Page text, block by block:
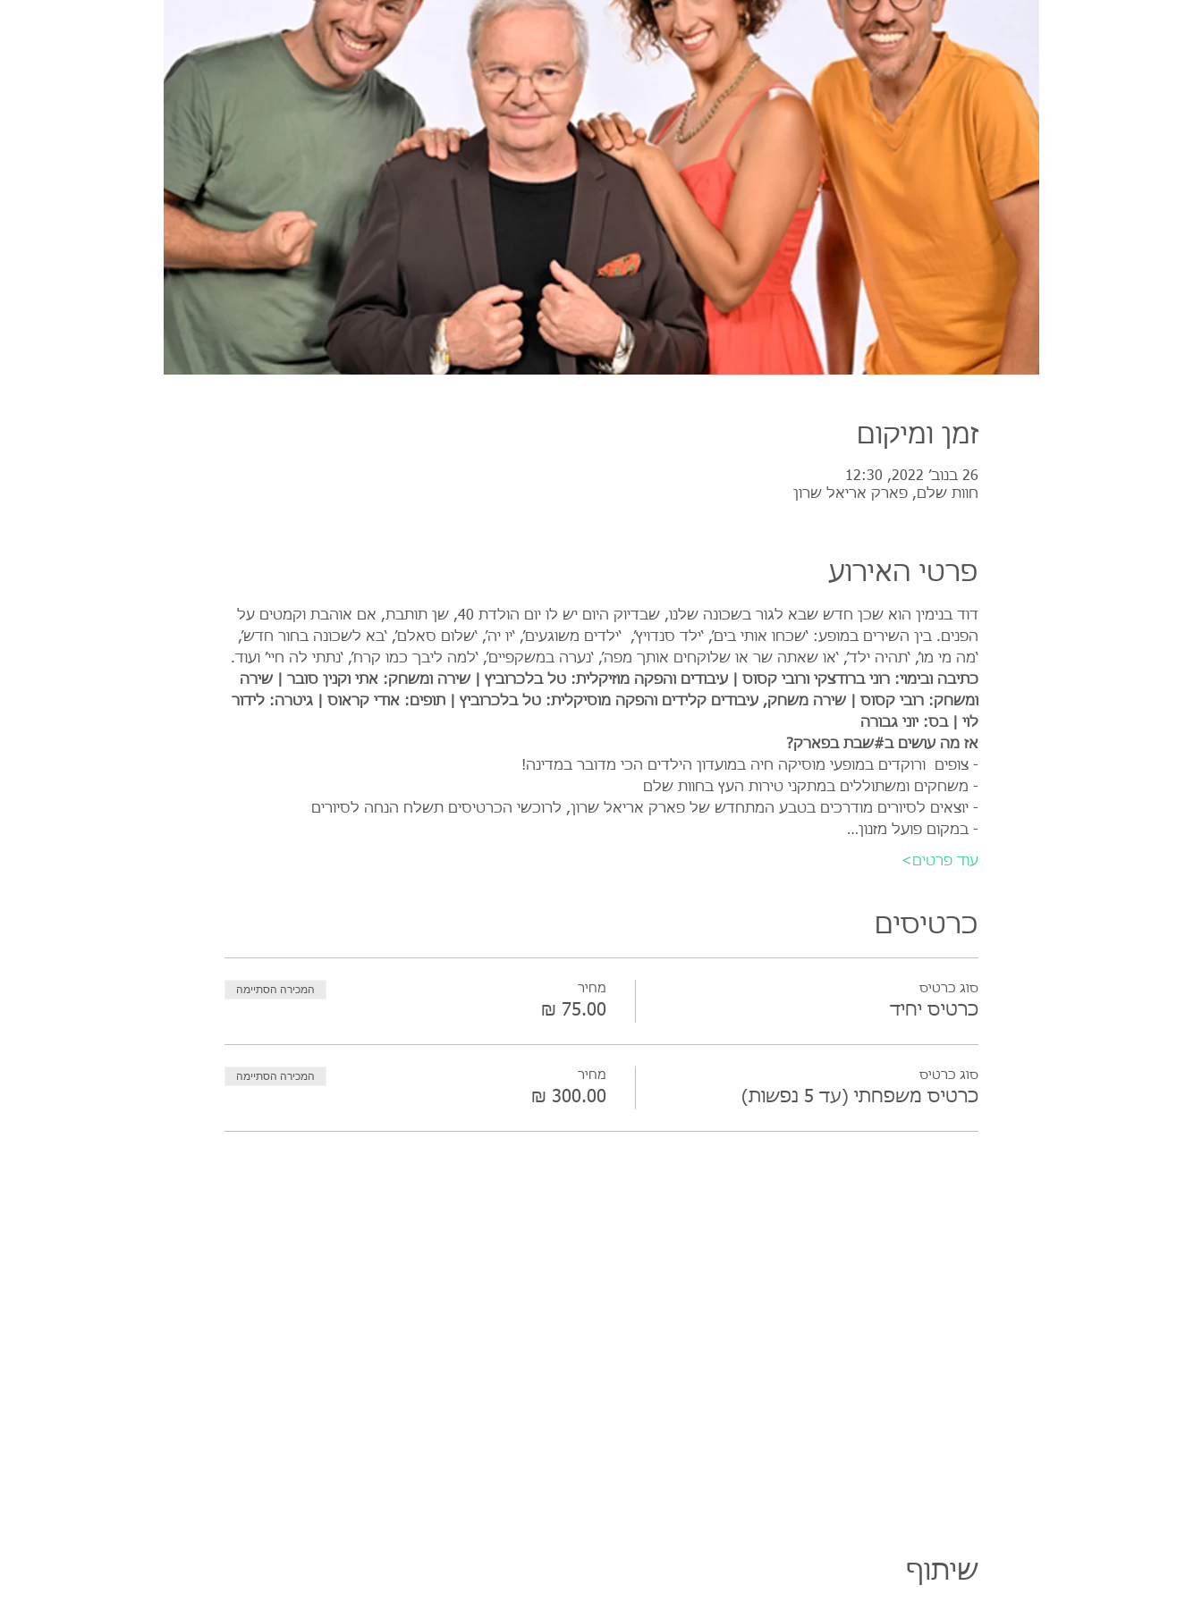
זמן ומיקום
26 בנוב׳ 2022, 12:30
חוות שלם, פארק אריאל שרון
פרטי האירוע
דוד בנימין הוא שכן חדש שבא לגור בשכונה שלנו, שבדיוק היום יש לו יום הולדת 40, שן תותבת, אם אוהבת וקמטים על
הפנים. בין השירים במופע: ‘שכחו אותי בים’, ‘ילד סנדויץ’,  ‘ילדים משוגעים’, ‘יו יה’, ‘שלום סאלם’, ‘בא לשכונה בחור חדש’,
‘מה מי מו’, ‘תהיה ילד’, ‘או שאתה שר או שלוקחים אותך מפה’, ‘נערה במשקפיים’, ‘למה ליבך כמו קרח’, ‘נתתי לה חיי’ ועוד.
כתיבה ובימוי: רוני ברודצקי ורובי קסוס | עיבודים והפקה מוזיקלית: טל בלכרוביץ | שירה ומשחק: אתי וקנין סובר | שירה
ומשחק: רובי קסוס | שירה משחק, עיבודים קלידים והפקה מוסיקלית: טל בלכרוביץ | תופים: אודי קראוס | גיטרה: לידור
לוי | בס: יוני גבורה
אז מה עושים ב#שבת בפארק?
- צופים  ורוקדים במופעי מוסיקה חיה במועדון הילדים הכי מדובר במדינה!
- משחקים ומשתוללים במתקני טירות העץ בחוות שלם
- יוצאים לסיורים מודרכים בטבע המתחדש של פארק אריאל שרון, לרוכשי הכרטיסים תשלח הנחה לסיורים
- במקום פועל מזנון…
עוד פרטים>
כרטיסים
סוג כרטיס
כרטיס יחיד
מחיר המכירה הסתיימה
סוג כרטיס
כרטיס משפחתי (עד 5 נפשות)
מחיר המכירה הסתיימה
שיתוף